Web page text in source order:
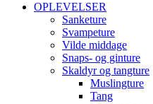
OPLEVELSER
Sanketure
Svampeture
Vilde middage
Snaps- og ginture
Skaldyr og tangture
Muslingture
Tang